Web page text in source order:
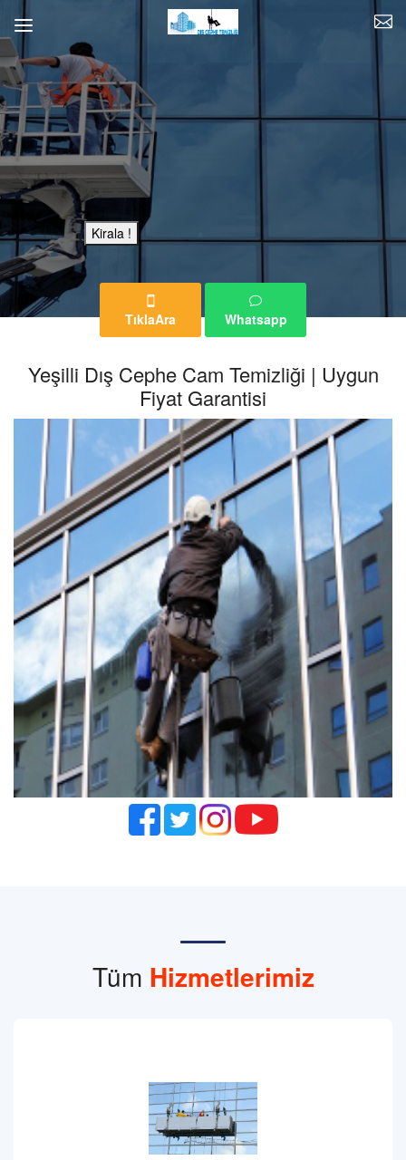
TıklaAra Whatsapp
Bu Reklam Sayfası Kiralıktır.
Kirala !
Yeşilli Dış Cephe Cam Temizliği | Uygun
Fiyat Garantisi
Tüm Hizmetlerimiz